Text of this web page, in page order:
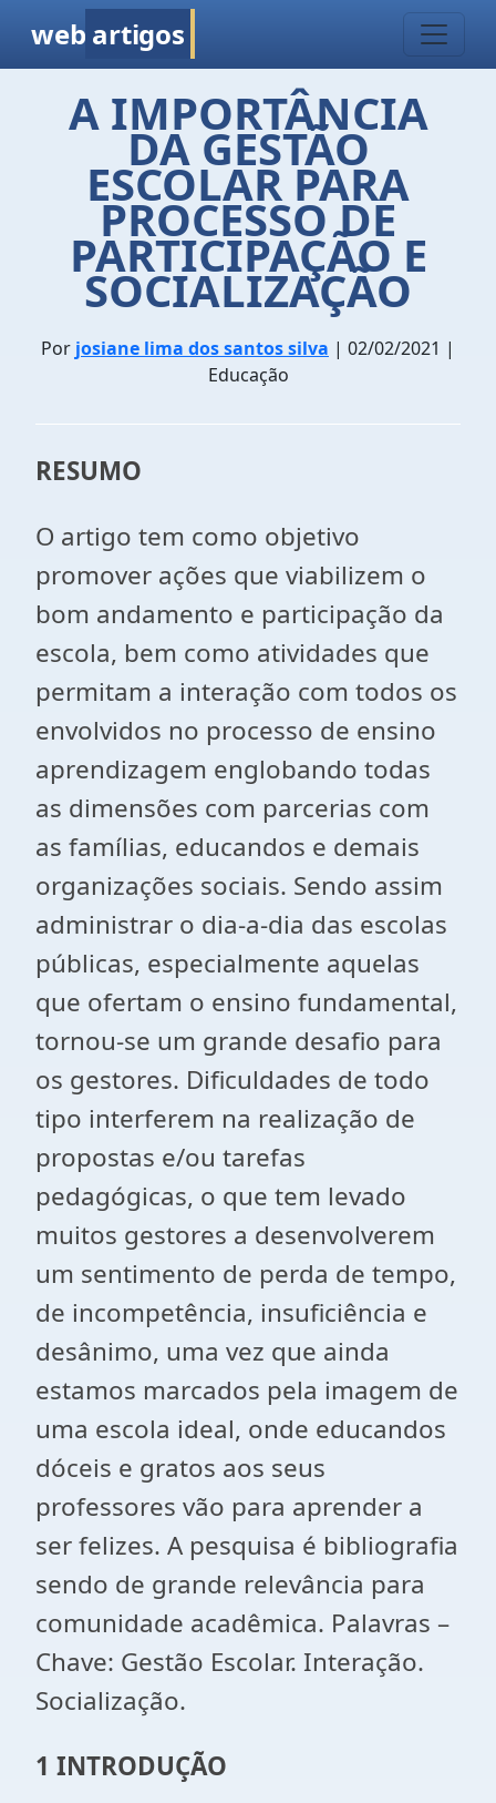
web artigos
A IMPORTÂNCIA
DA GESTÃO
ESCOLAR PARA
PROCESSO DE
PARTICIPAÇÃO E
SOCIALIZAÇÃO
Por josiane lima dos santos silva | 02/02/2021 |
Educação
RESUMO
O artigo tem como objetivo
promover ações que viabilizem o
bom andamento e participação da
escola, bem como atividades que
permitam a interação com todos os
envolvidos no processo de ensino
aprendizagem englobando todas
as dimensões com parcerias com
as famílias, educandos e demais
organizações sociais. Sendo assim
administrar o dia-a-dia das escolas
públicas, especialmente aquelas
que ofertam o ensino fundamental,
tornou-se um grande desafio para
os gestores. Dificuldades de todo
tipo interferem na realização de
propostas e/ou tarefas
pedagógicas, o que tem levado
muitos gestores a desenvolverem
um sentimento de perda de tempo,
de incompetência, insuficiência e
desânimo, uma vez que ainda
estamos marcados pela imagem de
uma escola ideal, onde educandos
dóceis e gratos aos seus
professores vão para aprender a
ser felizes. A pesquisa é bibliografia
sendo de grande relevância para
comunidade acadêmica. Palavras –
Chave: Gestão Escolar. Interação.
Socialização.
1 INTRODUÇÃO